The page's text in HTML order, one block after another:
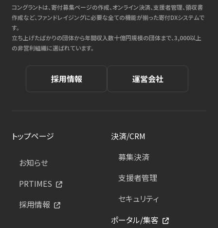
コングラントは、寄付募集ページの作成、オンライン決済、支援者管理、領収書
作成など、ファンドレイジングに必要な全ての機能が揃った寄付DXシステムで
す。
立ち上げたばかりの団体から年間収入数十億円規模の団体まで、3,000以上
の非営利組織に選ばれています。
採用情報 運営会社
トップページ
お知らせ
PRTIMES
採用情報
決済/CRM
募集決済
支援者管理
セキュリティ
ポータル/集客